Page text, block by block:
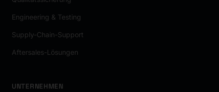
Engineering & Testing
Supply-Chain-Support
Aftersales-Lösungen
UNTERNEHMEN